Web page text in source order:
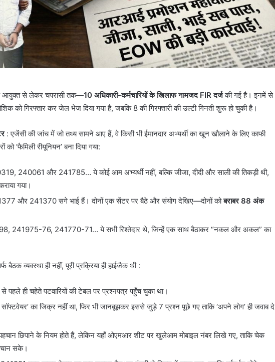
आयुक्त से लेकर चपरासी तक—10 अधिकारी-कर्मचारियों के खिलाफ नामजद FIR दर्जकी गई है। इनमें से
को गिरफ्तार कर जेल भेज दिया गया है, जबकि 8 की गिरफ्तारी की उल्टी गिनती शुरू हो चुकी है।
: एजेंसी की जांच में जो तथ्य सामने आए हैं, वे किसी भी ईमानदार अभ्यर्थी का खून खौलाने के लिए काफी
‘फैमिली रीयूनियन’ बना दिया गया:
240061 और 241785… ये कोई आम अभ्यर्थी नहीं, बल्कि जीजा, दीदी और साली की तिकड़ी थी,
गया।
और 241370 सगे भाई हैं। दोनों एक सेंटर पर बैठे और संयोग देखिए—दोनों कोबराबर 88 अंक
241975-76, 241770-71… ये सभी रिश्तेदार थे, जिन्हें एक साथ बैठाकर “नकल और अकल” का
बैठक व्यवस्था ही नहीं, पूरी प्रक्रिया ही हाईजैक थी :
पहले ही चहेते पटवारियों की टेबल पर प्रश्नपत्र पहुँच चुका था।
सॉफ्टवेयर’ का जिक्र नहीं था, फिर भी जानबूझकर इससे जुड़े 7 प्रश्न पूछे गए ताकि ‘अपने लोग’ ही जवाब दे
छिपाने के नियम होते हैं, लेकिन यहाँ ओएमआर शीट पर खुलेआम मोबाइल नंबर लिखे गए, ताकि चेक
सके।